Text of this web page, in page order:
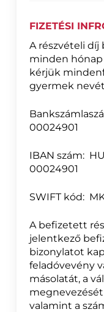
FIZETÉSI
A részvételi
minden hónap
kérjük
gyermek
00024901
IBAN szám:
00024901
SWIFT kód:
A befizetett
jelentkező
bizonylatot
feladóvevény
másolatát, a
megnevezését
valamint a